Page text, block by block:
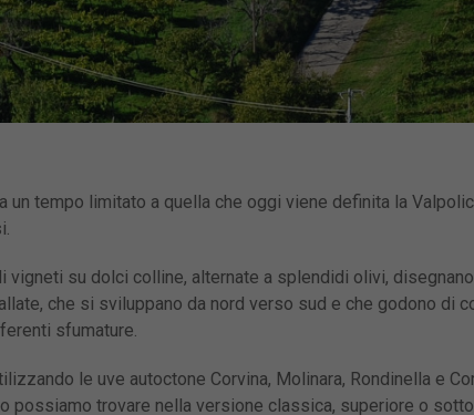
tempo limitato a quella che oggi viene definita la
su dolci colline, alternate a splendidi olivi,
che si sviluppano da nord verso sud e che godono di
sfumature.
le uve autoctone Corvina, Molinara, Rondinella e
possiamo trovare nella versione classica, superiore o